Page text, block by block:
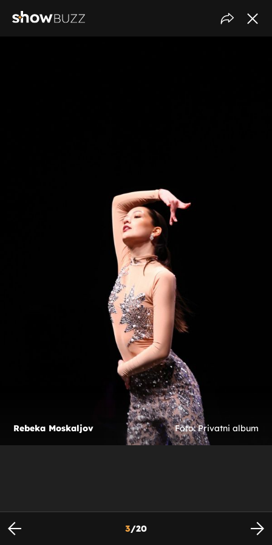
Rebeka Moskaljov Foto: Privatni album
3/20